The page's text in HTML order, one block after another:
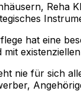
Reha
hat eine
nie für sich